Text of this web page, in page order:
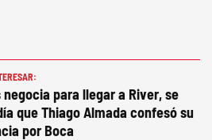
negocia para llegar a River, se
que Thiago Almada confesó su
por Boca